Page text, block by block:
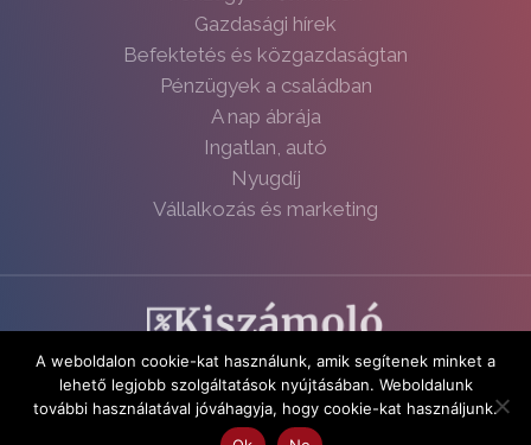
Gazdasági hírek
Befektetés és közgazdaságtan
Pénzügyek a családban
A nap ábrája
Ingatlan, autó
Nyugdíj
Vállalkozás és marketing
Adatvédelmi nyilatkozat
Impresszum
Fotók: depositphotos.com
A weboldalon cookie-kat használunk, amik segítenek minket a
lehető legjobb szolgáltatások nyújtásában. Weboldalunk
további használatával jóváhagyja, hogy cookie-kat használjunk.